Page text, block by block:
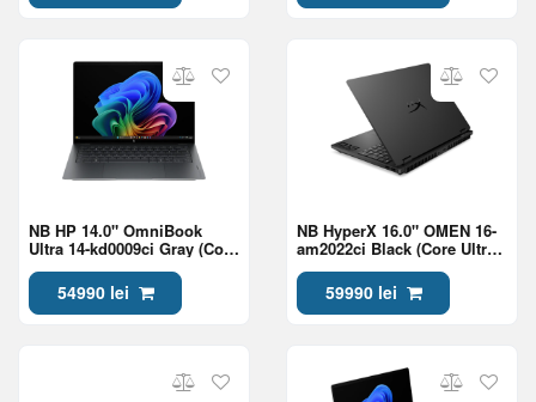
NB HP 14.0" OmniBook
Ultra 14-kd0009ci Gray (Core
Ultra 7 356H 32Gb 1Tb Win
11) 54990 lei
NB HyperX 16.0" OMEN 16-
am2022ci Black (Core Ultra
7 270HX Plus 24Gb 1Tb
5060 8Gb)
59990 lei